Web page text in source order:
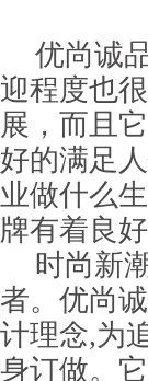
优尚诚
迎程度也
展，而且
好的满足
业做什么
牌有着良
时尚新
者。优尚
计理念,为
身订做。